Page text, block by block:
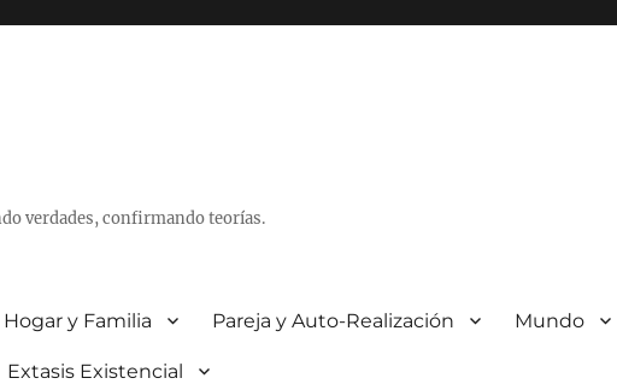
verdades, confirmando teorías.
Hogar y Familia Pareja y Auto-Realización Mundo
Extasis Existencial